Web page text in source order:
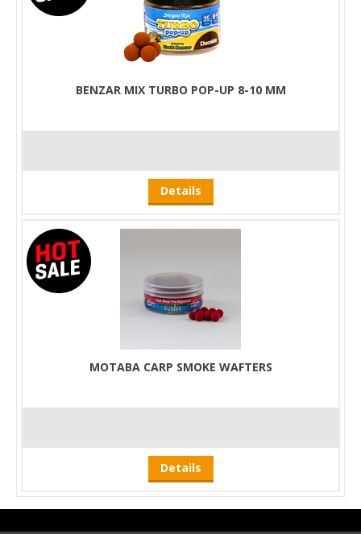
BENZAR MIX TURBO POP-UP 8-10 MM
Details
MOTABA CARP SMOKE WAFTERS
Details